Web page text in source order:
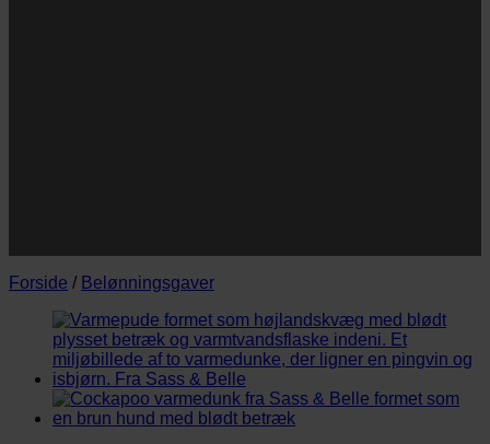
Forside / Belønningsgaver